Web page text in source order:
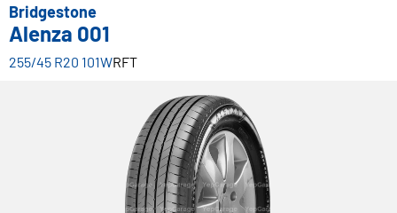
Bridgestone
Alenza 001
255/45 R20 101WRFT